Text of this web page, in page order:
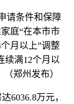
请条件和保障
庭“在本市市
月以上”调整
续满12个月以
郑州发布）
6036.8万元，